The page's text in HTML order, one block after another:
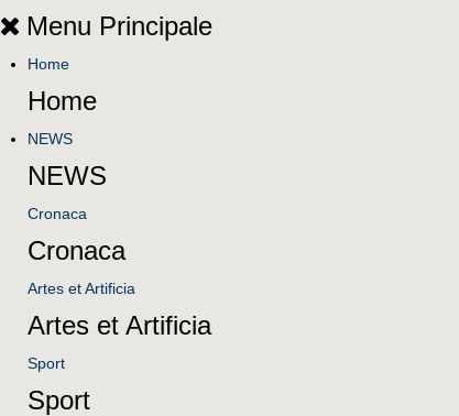
Menu Principale
Home
Home
NEWS
NEWS
Cronaca
Cronaca
Artes et Artificia
Artes et Artificia
Sport
Sport